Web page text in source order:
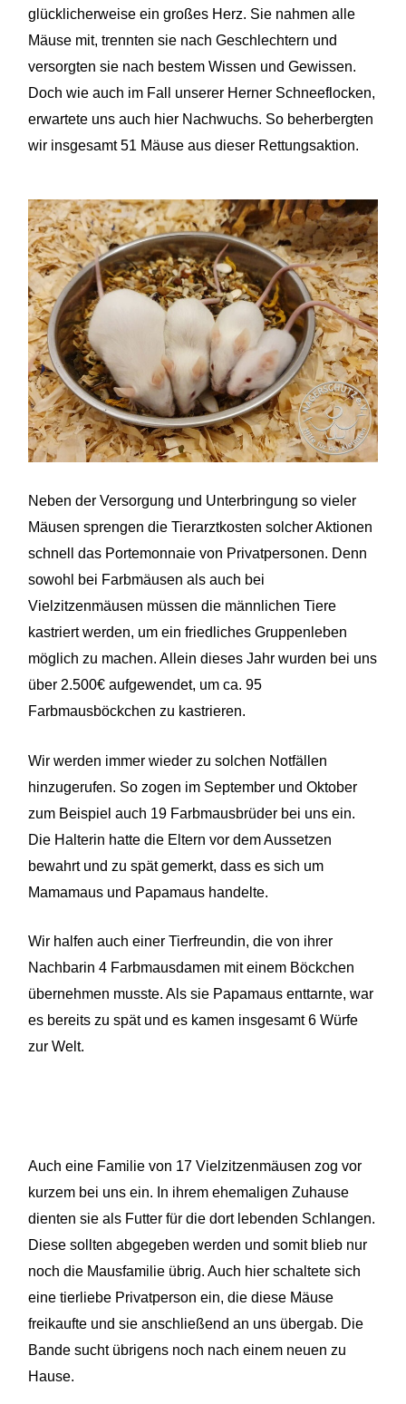
glücklicherweise ein großes Herz. Sie nahmen alle
Mäuse mit, trennten sie nach Geschlechtern und
versorgten sie nach bestem Wissen und Gewissen.
Doch wie auch im Fall unserer Herner Schneeflocken,
erwartete uns auch hier Nachwuchs. So beherbergten
wir insgesamt 51 Mäuse aus dieser Rettungsaktion.
Neben der Versorgung und Unterbringung so vieler
Mäusen sprengen die Tierarztkosten solcher Aktionen
schnell das Portemonnaie von Privatpersonen. Denn
sowohl bei Farbmäusen als auch bei
Vielzitzenmäusen müssen die männlichen Tiere
kastriert werden, um ein friedliches Gruppenleben
möglich zu machen. Allein dieses Jahr wurden bei uns
über 2.500€ aufgewendet, um ca. 95
Farbmausböckchen zu kastrieren.
Wir werden immer wieder zu solchen Notfällen
hinzugerufen. So zogen im September und Oktober
zum Beispiel auch 19 Farbmausbrüder bei uns ein.
Die Halterin hatte die Eltern vor dem Aussetzen
bewahrt und zu spät gemerkt, dass es sich um
Mamamaus und Papamaus handelte.
Wir halfen auch einer Tierfreundin, die von ihrer
Nachbarin 4 Farbmausdamen mit einem Böckchen
übernehmen musste. Als sie Papamaus enttarnte, war
es bereits zu spät und es kamen insgesamt 6 Würfe
zur Welt.
Auch eine Familie von 17 Vielzitzenmäusen zog vor
kurzem bei uns ein. In ihrem ehemaligen Zuhause
dienten sie als Futter für die dort lebenden Schlangen.
Diese sollten abgegeben werden und somit blieb nur
noch die Mausfamilie übrig. Auch hier schaltete sich
eine tierliebe Privatperson ein, die diese Mäuse
freikaufte und sie anschließend an uns übergab. Die
Bande sucht übrigens noch nach einem neuen zu
Hause.